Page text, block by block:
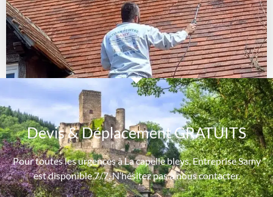
Devis & Déplacement GRATUITS
Pour toutes les urgences à La capelle bleys, Entreprise Samy
est disponible 7/7. N’hésitez pas à nous contacter.